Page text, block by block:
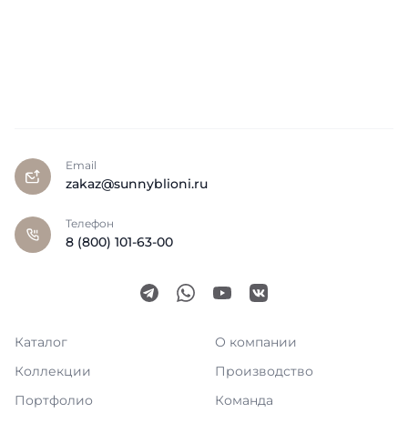
Email
zakaz@sunnyblioni.ru
Телефон
8 (800) 101-63-00
Каталог
Коллекции
Портфолио
О компании
Производство
Команда